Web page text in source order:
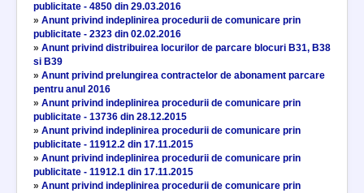
publicitate - 4850 din 29.03.2016
» Anunt privind indeplinirea procedurii de comunicare prin
publicitate - 2323 din 02.02.2016
» Anunt privind distribuirea locurilor de parcare blocuri B31, B38
si B39
» Anunt privind prelungirea contractelor de abonament parcare
pentru anul 2016
» Anunt privind indeplinirea procedurii de comunicare prin
publicitate - 13736 din 28.12.2015
» Anunt privind indeplinirea procedurii de comunicare prin
publicitate - 11912.2 din 17.11.2015
» Anunt privind indeplinirea procedurii de comunicare prin
publicitate - 11912.1 din 17.11.2015
» Anunt privind indeplinirea procedurii de comunicare prin